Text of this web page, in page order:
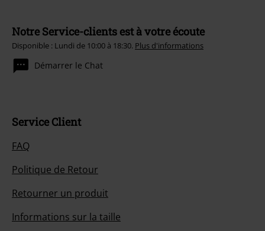
Notre Service-clients est à votre écoute
Disponible : Lundi de 10:00 à 18:30. Plus d'informations
Démarrer le Chat
Service Client
FAQ
Politique de Retour
Retourner un produit
Informations sur la taille